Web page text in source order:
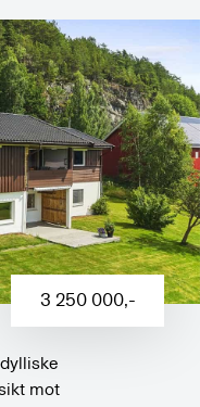
3 250 000,-
mot